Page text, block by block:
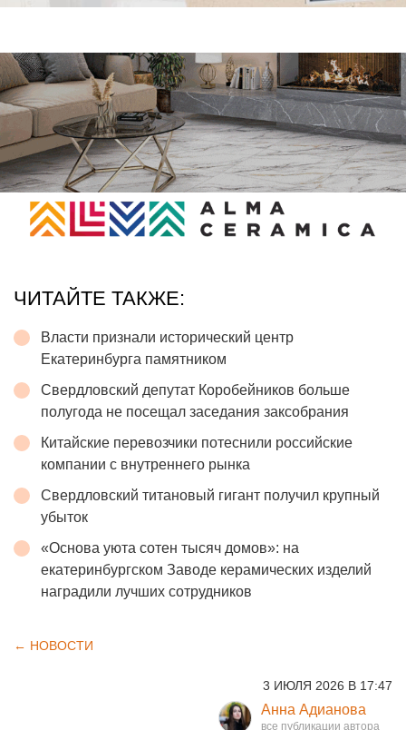
ЧИТАЙТЕ ТАКЖЕ:
Власти признали исторический центр
Екатеринбурга памятником
Свердловский депутат Коробейников больше
полугода не посещал заседания заксобрания
Китайские перевозчики потеснили российские
компании с внутреннего рынка
Свердловский титановый гигант получил крупный
убыток
«Основа уюта сотен тысяч домов»: на
екатеринбургском Заводе керамических изделий
наградили лучших сотрудников
← НОВОСТИ
3 ИЮЛЯ 2026 В 17:47
Анна Адианова